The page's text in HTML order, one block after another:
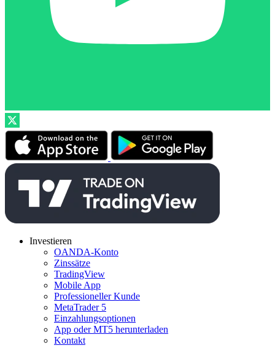
Investieren
OANDA-Konto
Zinssätze
TradingView
Mobile App
Professioneller Kunde
MetaTrader 5
Einzahlungsoptionen
App oder MT5 herunterladen
Kontakt